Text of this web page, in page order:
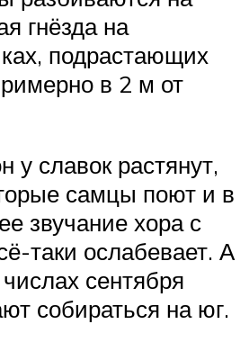
гнёзда на
подрастающих
в 2 м от
у славок растянут,
самцы поют и в
звучание хора с
таки ослабевает. А
сентября
собираться на юг.